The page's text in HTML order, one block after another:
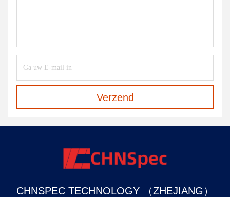
Verzend
CHNSPEC TECHNOLOGY （ZHEJIANG）